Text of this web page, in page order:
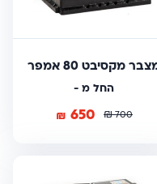
מקסיבט 80 אמפר
החל מ -
700
₪
650
₪